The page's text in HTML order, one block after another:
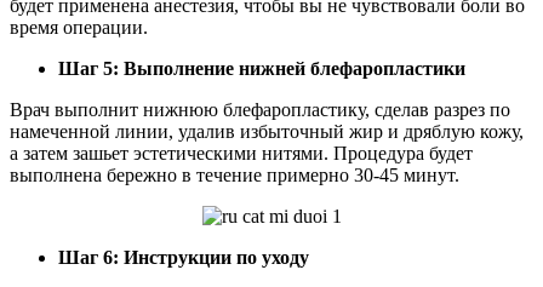
будет применена анестезия, чтобы вы не чувствовали боли во
время операции.
Шаг 5: Выполнение нижней блефаропластики
Врач выполнит нижнюю блефаропластику, сделав разрез по
намеченной линии, удалив избыточный жир и дряблую кожу,
а затем зашьет эстетическими нитями. Процедура будет
выполнена бережно в течение примерно 30-45 минут.
Шаг 6: Инструкции по уходу